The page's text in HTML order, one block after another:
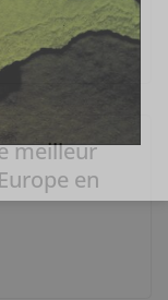
meilleur
en